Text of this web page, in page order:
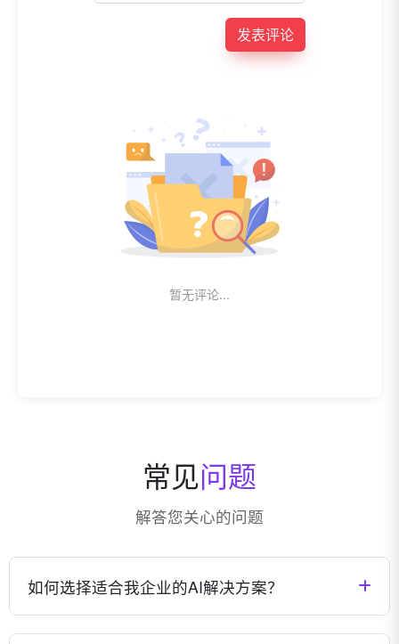
发表评论
暂无评论...
常见问题
解答您关心的问题
如何选择适合我企业的AI解决方案？